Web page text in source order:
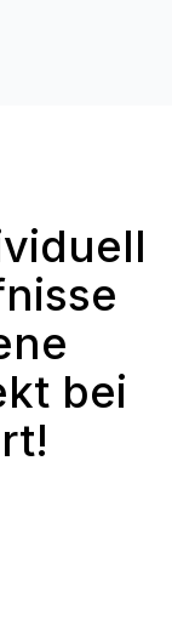
bei